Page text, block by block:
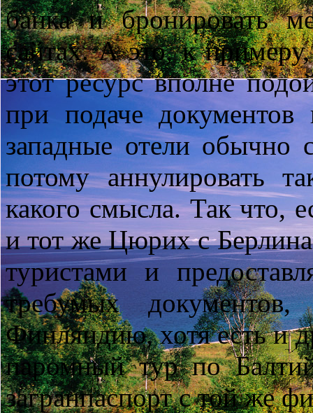
банка и бронировать
сайтах. А это, к
этот ресурс вполне
при подаче
западные отели
потому аннулировать
какого смысла. Так что,
и тот же Цюрих с
туристами и
требумых
Финляндию, хотя есть и
паромный тур по
загранпаспорт с той же